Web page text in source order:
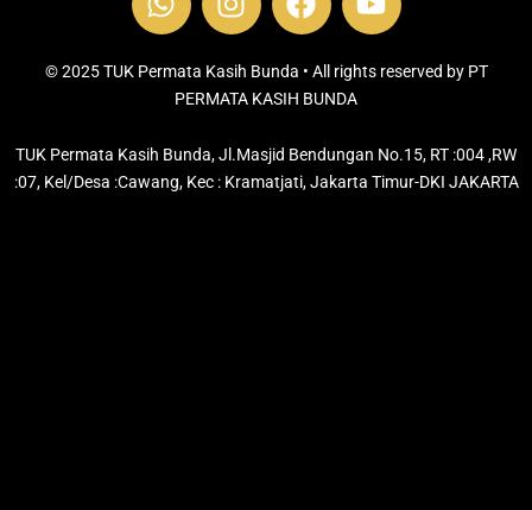
h
t
p
p
n
t
a
r
a
a
e
b
o
k
o
t
e
© 2025 TUK Permata Kasih Bunda • All rights reserved by PT
PERMATA KASIH BUNDA
TUK Permata Kasih Bunda, Jl.Masjid Bendungan No.15, RT :004 ,RW
:07, Kel/Desa :Cawang, Kec : Kramatjati, Jakarta Timur-DKI JAKARTA